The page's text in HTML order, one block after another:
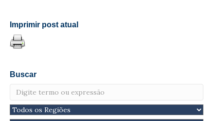
Imprimir post atual
Buscar